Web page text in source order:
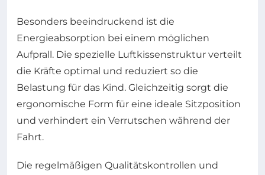
Besonders beeindruckend ist die
Energieabsorption bei einem möglichen
Aufprall. Die spezielle Luftkissenstruktur verteilt
die Kräfte optimal und reduziert so die
Belastung für das Kind. Gleichzeitig sorgt die
ergonomische Form für eine ideale Sitzposition
und verhindert ein Verrutschen während der
Fahrt.
Die regelmäßigen Qualitätskontrollen und